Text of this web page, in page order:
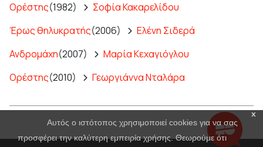
Ορέστης(1982)
Σοφία Κακαρελίδου
Έρως θηλυκρατής(2006)
Ελένη Σιδερά
Ανδρομάχη(2007)
Μαρία Κεχαγιόγλου
Ορέστης(2010) Γεωργιάννα Νταλάρα
x
Αυτός ο ιστότοπος χρησιμοποιεί cookies για να σας
προσφέρει την καλύτερη εμπειρία χρήσης. Θεωρούμε ότι